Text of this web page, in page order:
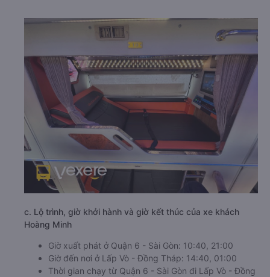
c. Lộ trình, giờ khởi hành và giờ kết thúc của xe khách
Hoàng Minh
Giờ xuất phát ở Quận 6 - Sài Gòn: 10:40, 21:00
Giờ đến nơi ở Lấp Vò - Đồng Tháp: 14:40, 01:00
Thời gian chạy từ Quận 6 - Sài Gòn đi Lấp Vò - Đồng